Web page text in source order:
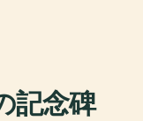
記念碑